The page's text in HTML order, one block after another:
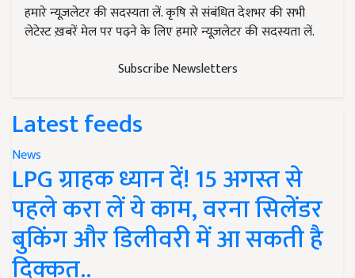
हमारे न्यूज़लेटर की सदस्यता लें. कृषि से संबंधित देशभर की सभी
लेटेस्ट ख़बरें मेल पर पढ़ने के लिए हमारे न्यूज़लेटर की सदस्यता लें.
Subscribe Newsletters
Latest feeds
News
LPG ग्राहक ध्यान दें! 15 अगस्त से
पहले करा लें ये काम, वरना सिलेंडर
बुकिंग और डिलीवरी में आ सकती है
दिक्कत..